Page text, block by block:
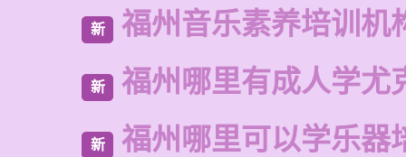
新 福州音乐素养培训机
新 福州哪里有成人学尤
新 福州哪里可以学乐器